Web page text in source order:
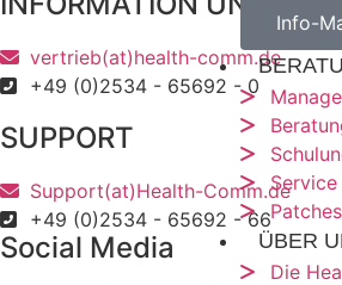
Info-
ÜBER
Die
vertrieb(at)health-comm.de
+49 (0)2534 - 65692 - 0
SUPPORT
Support(at)Health-Comm.de
+49 (0)2534 - 65692 - 66
Social Media